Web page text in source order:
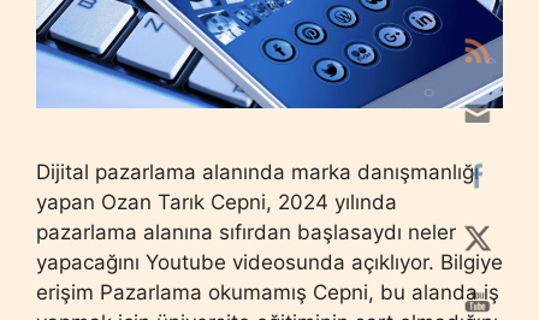
Dijital pazarlama alanında marka danışmanlığı
yapan Ozan Tarık Cepni, 2024 yılında
pazarlama alanına sıfırdan başlasaydı neler
yapacağını Youtube videosunda açıklıyor. Bilgiye
erişim Pazarlama okumamış Cepni, bu alanda iş